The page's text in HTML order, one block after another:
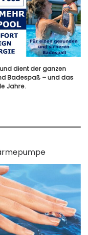
dient der ganzen
Badespaß – und das
Jahre.